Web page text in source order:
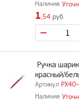
1,54 руб.
Ручка
красный/